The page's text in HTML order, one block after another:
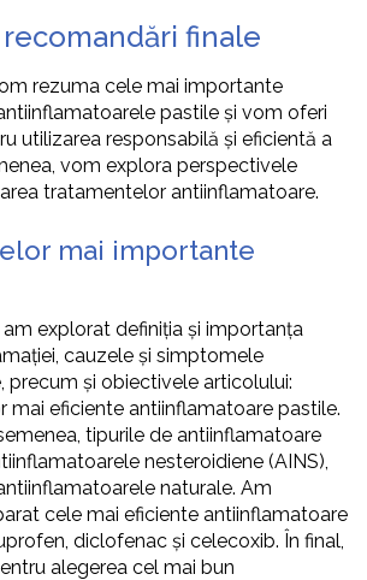
finale
rezuma cele mai importante
pastile și vom oferi
utilizarea responsabilă și eficientă a
vom explora perspectivele
tratamentelor antiinflamatoare.
mai importante
explorat definiția și importanța
cauzele și simptomele
precum și obiectivele articolului:
mai eficiente antiinflamatoare pastile.
tipurile de antiinflamatoare
nesteroidiene (AINS),
naturale. Am
cele mai eficiente antiinflamatoare
diclofenac și celecoxib. În final,
alegerea cel mai bun